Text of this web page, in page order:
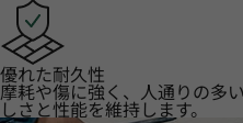
優れた耐久性
摩耗や傷に強く、人通りの多
しさと性能を維持します。